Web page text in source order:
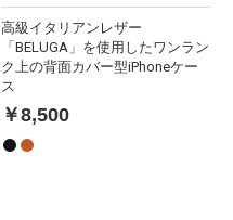
高級イタリアンレザー
「BELUGA」を使用したワンラン
ク上の背面カバー型iPhoneケー
ス
￥8,500